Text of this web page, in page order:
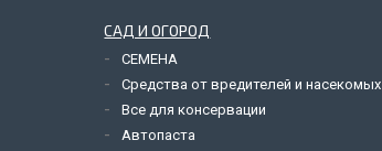
САД И ОГОРОД
СЕМЕНА
Средства от вредителей и насекомых
Все для консервации
Автопаста